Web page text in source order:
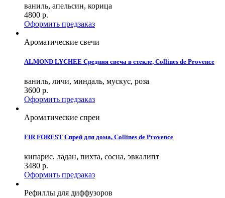
ваниль, апельсин, корица
4800 р.
Оформить предзаказ
Ароматические свечи
ALMOND LYCHEE Средняя свеча в стекле, Collines de Provence
ваниль, личи, миндаль, мускус, роза
3600 р.
Оформить предзаказ
Ароматические спреи
FIR FOREST Спрей для дома, Collines de Provence
кипарис, ладан, пихта, сосна, эвкалипт
3480 р.
Оформить предзаказ
Рефиллы для диффузоров